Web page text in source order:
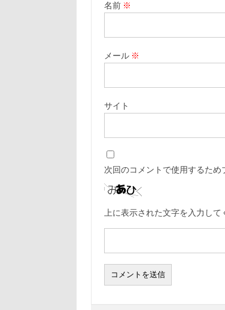
名前 ※
メール ※
サイト
次回のコメントで使用するため
上に表示された文字を入力して